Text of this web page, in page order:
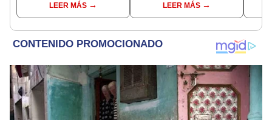
denunciarlo por
tocamientos: “Me
LEER MÁS
separación de Korina
Rivadeneira: "Sufrí
LEER MÁS